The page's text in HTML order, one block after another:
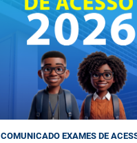
COMUNICADO EXAMES DE